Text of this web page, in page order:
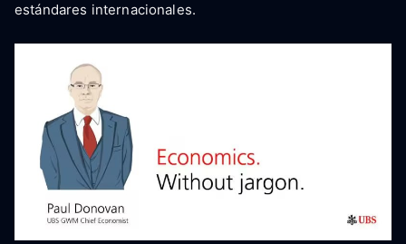
estándares internacionales.